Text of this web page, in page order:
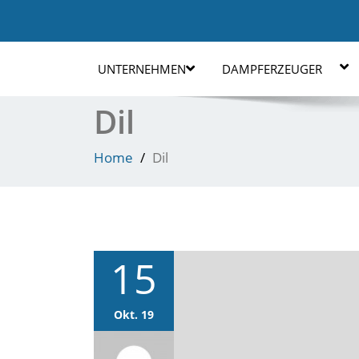
UNTERNEHMEN DAMPFERZEUGER
Dil
Home Dil
15
Okt. 19